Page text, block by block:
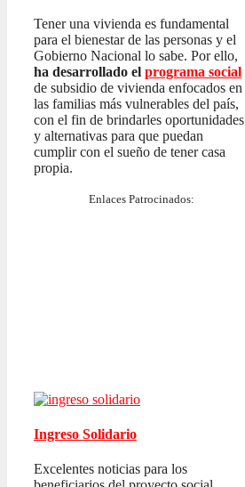
Tener una vivienda es fundamental
para el bienestar de las personas y el
Gobierno Nacional lo sabe. Por ello,
ha desarrollado el programa social
de subsidio de vivienda enfocados en
las familias más vulnerables del país,
con el fin de brindarles oportunidades
y alternativas para que puedan
cumplir con el sueño de tener casa
propia.
Enlaces Patrocinados:
Ingreso Solidario
Excelentes noticias para los